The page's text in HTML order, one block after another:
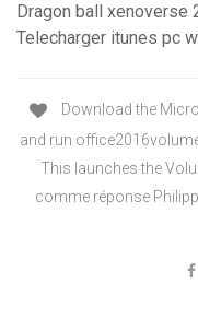
Dragon ball
Telecharger itunes pc
Download the
and run
This launches the
comme réponse